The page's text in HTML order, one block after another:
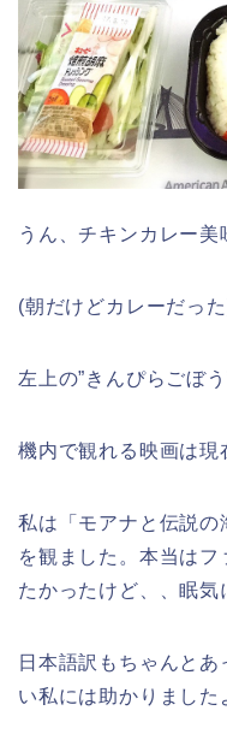
うん、チキンカレー美
(朝だけどカレーだっ
左上の”きんぴらごぼ
機内で観れる映画は現
私は「モアナと伝説の
を観ました。本当は
たかったけど、、眠気
日本語訳もちゃんと
い私には助かりました